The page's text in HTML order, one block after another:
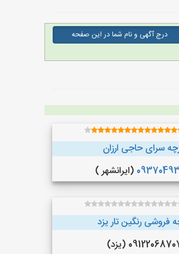
درج آگهی و نام شما در این صفحه
سرای حاجی ارزان
(ایرانشهر )
فروشی رنگین تار یزد
(یزد)